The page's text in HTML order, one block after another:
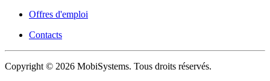
Offres d'emploi
Contacts
Copyright © 2026 MobiSystems. Tous droits réservés.